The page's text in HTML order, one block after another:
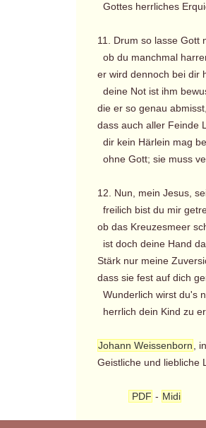
Gottes herrliches
11. Drum so lasse Gott
ob du manchmal
er wird dennoch bei dir
deine Not ist ihm
die er so genau abmisst,
dass auch aller Feinde
dir kein Härlein mag
ohne Gott; sie muss
12. Nun, mein Jesus,
freilich bist du mir
ob das Kreuzesmeer
ist doch deine Hand
Stärk nur meine
dass sie fest auf dich
Wunderlich wirst du's
herrlich dein Kind zu
Johann Weissenborn
,
Geistliche und liebliche
PDF - Midi